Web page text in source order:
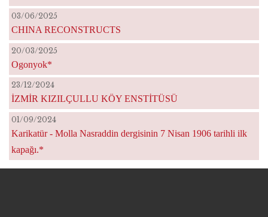
03/06/2025
CHINA RECONSTRUCTS
20/03/2025
Ogonyok*
23/12/2024
İZMİR KIZILÇULLU KÖY ENSTİTÜSÜ
01/09/2024
Karikatür - Molla Nasraddin dergisinin 7 Nisan 1906 tarihli ilk
kapağı.*